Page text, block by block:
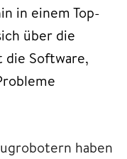
in einem Top-
über die
die Software,
haben